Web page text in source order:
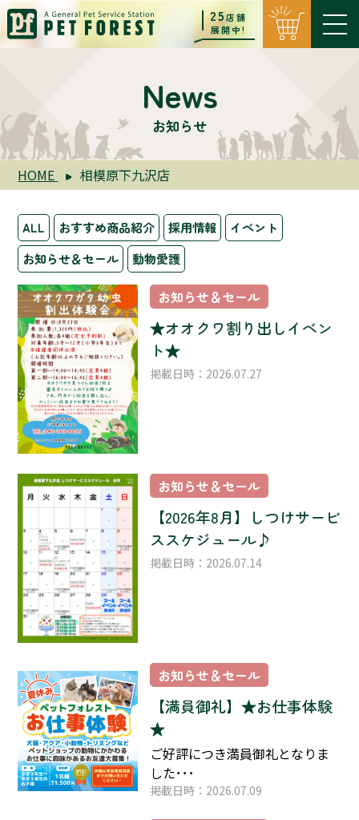
25店舗
展開中!
News
お知らせ
HOME 相模原下九沢店
ALL おすすめ商品紹介 採用情報
イベント
お知らせ＆セール
動物愛護
お知らせ＆セール
★オオクワ割り出しイベン
ト★
掲載日時：2026.07.27
お知らせ＆セール
【2026年8月】しつけサービ
ススケジュール♪
掲載日時：2026.07.14
お知らせ＆セール
【満員御礼】★お仕事体験
★
ご好評につき満員御礼となりま
した･･･
掲載日時：2026.07.09